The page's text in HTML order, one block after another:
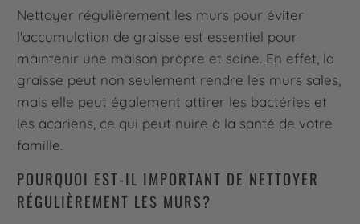
Nettoyer régulièrement les murs pour éviter
l'accumulation de graisse est essentiel pour
maintenir une maison propre et saine. En effet, la
graisse peut non seulement rendre les murs sales,
mais elle peut également attirer les bactéries et
les acariens, ce qui peut nuire à la santé de votre
famille.
POURQUOI EST-IL IMPORTANT DE NETTOYER
RÉGULIÈREMENT LES MURS?